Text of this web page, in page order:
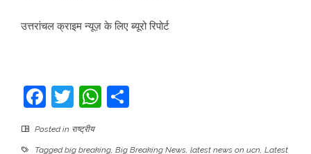
उत्तरांचल क्राइम न्यूज़ के लिए ब्यूरो रिपोर्ट
Facebook
TwitterWhatsApp
Posted in राष्ट्रीय
Taggedbig breaking, Big Breaking News, latest news on ucn, Latest